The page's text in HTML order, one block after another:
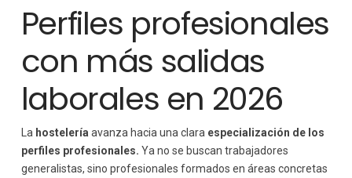
Perfiles profesionales
con más salidas
laborales en 2026
La hostelería avanza hacia una clara especialización de los
perfiles profesionales. Ya no se buscan trabajadores
generalistas, sino profesionales formados en áreas concretas